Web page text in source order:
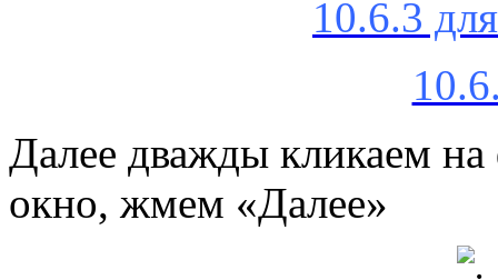
10.6.3
Далее дважды кликаем
окно, жмем «Далее»